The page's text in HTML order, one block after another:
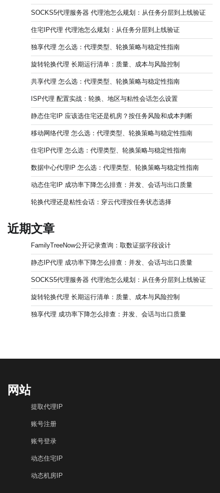
SOCKS5代理服务器 代理池怎么规划：从任务分层到上线验证
住宅IP代理 代理池怎么规划：从任务分层到上线验证
独享代理 怎么选：代理类型、轮换策略与稳定性指南
旋转轮换代理 长期运行清单：质量、成本与风险控制
共享代理 怎么选：代理类型、轮换策略与稳定性指南
ISP代理 配置实战：轮换、地区与粘性会话怎么设置
静态住宅IP 应该选住宅还是机房？按任务风险和成本判断
移动网络代理 怎么选：代理类型、轮换策略与稳定性指南
住宅IP代理 怎么选：代理类型、轮换策略与稳定性指南
数据中心代理IP 怎么选：代理类型、轮换策略与稳定性指南
动态住宅IP 成功率下降怎么排查：并发、会话与出口质量
轮换代理还是粘性会话：穿云代理按任务状态选择
近期文章
FamilyTreeNow公开记录查询：取数证据字段设计
静态IP代理 成功率下降怎么排查：并发、会话与出口质量
SOCKS5代理服务器 代理池怎么规划：从任务分层到上线验证
旋转轮换代理 长期运行清单：质量、成本与风险控制
独享代理 成功率下降怎么排查：并发、会话与出口质量
网站
提取代理IP
账号注册
账号登录
动态住宅IP
动态机房IP